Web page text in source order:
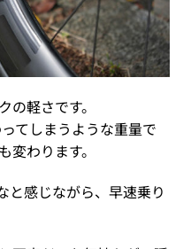
軽さです。
てしまうような重量で
わります。
と感じながら、早速乗り